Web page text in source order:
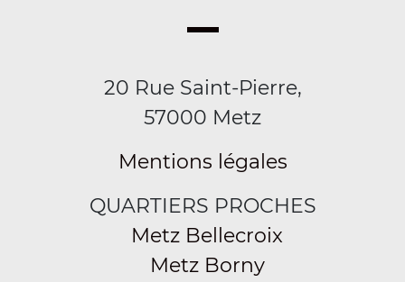
20 Rue Saint-Pierre,
57000 Metz
Mentions légales
QUARTIERS PROCHES
Metz Bellecroix
Metz Borny